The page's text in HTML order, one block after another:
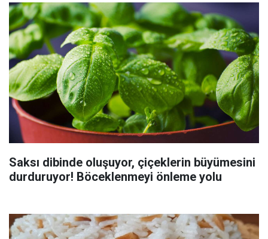
Saksı dibinde oluşuyor, çiçeklerin büyümesini
durduruyor! Böceklenmeyi önleme yolu